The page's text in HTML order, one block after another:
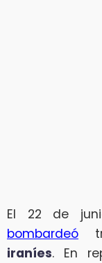
El 22 de
bombardeó
iraníes. En